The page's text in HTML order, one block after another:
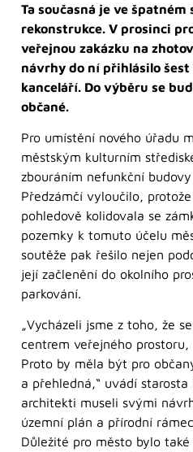
Ta současná je ve špatném
rekonstrukce. V prosinci
veřejnou zakázku na
návrhy do ní přihlásilo
kanceláří. Do výběru se
občané.
Pro umístění nového úřadu
městským kulturním
zbouráním nefunkční
Předzámčí vyloučilo,
pohledově kolidovala se
pozemky k tomuto účelu
soutěže pak řešilo nejen
její začlenění do okolního
parkování.
„Vycházeli jsme z toho, že
centrem veřejného
Proto by měla být pro
a přehledná,“ uvádí
architekti museli svými
územní plán a přírodní
Důležité pro město bylo